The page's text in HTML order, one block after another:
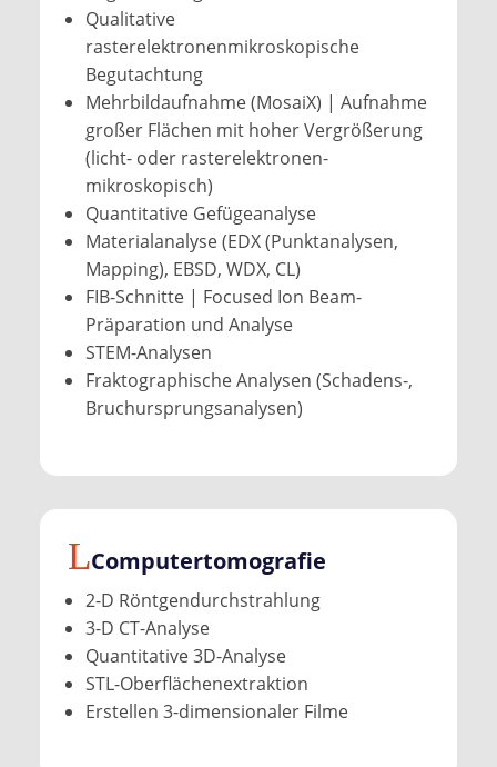
Qualitative
rasterelektronenmikroskopische
Begutachtung
Mehrbildaufnahme (MosaiX) | Aufnahme
großer Flächen mit hoher Vergrößerung
(licht- oder raster­elektronen­
mikroskopisch)
Quantitative Gefügeanalyse
Materialanalyse (EDX (Punktanalysen,
Mapping), EBSD, WDX, CL)
FIB-Schnitte | Focused Ion Beam-
Präparation und Analyse
STEM-Analysen
Fraktographische Analysen (Schadens-,
Bruchursprungsanalysen)
Computer­tomografie
2-D Röntgendurchstrahlung
3-D CT-Analyse
Quantitative 3D-Analyse
STL-Oberflächenextraktion
Erstellen 3-dimensionaler Filme